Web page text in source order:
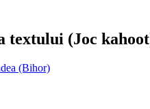
textului (Joc
(Bihor)